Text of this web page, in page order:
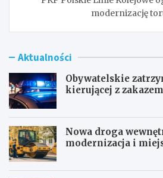
modernizację
Aktualności
Obywatelskie
kierującej z
Nowa droga
modernizacja i